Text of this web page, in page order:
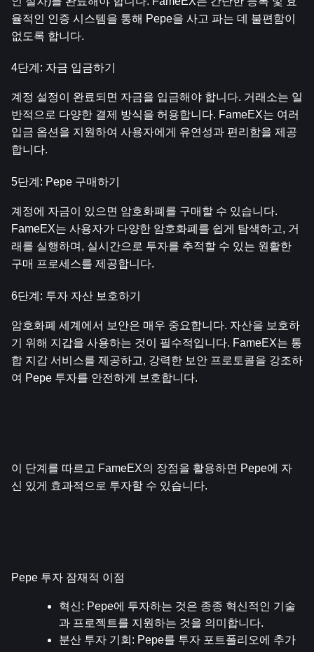
율적인 인증 시스템을 통해 Pepe을 사고 파는 데 불편함이
없도록 합니다.
4단계: 자금 입금하기
계정 설정이 완료되면 자금을 입금해야 합니다. 거래소는 일
반적으로 다양한 결제 방식을 허용합니다. FameEX는 여러
입금 옵션을 지원하여 사용자에게 유연성과 편리함을 제공
합니다.
5단계: Pepe 구매하기
계정에 자금이 있으면 암호화폐를 구매할 수 있습니다.
FameEX는 사용자가 다양한 암호화폐를 쉽게 탐색하고, 거
래를 실행하며, 실시간으로 투자를 추적할 수 있는 원활한
구매 프로세스를 제공합니다.
6단계: 투자 자산 보호하기
암호화폐 세계에서 보안은 매우 중요합니다. 자산을 보호하
기 위해 지갑을 사용하는 것이 필수적입니다. FameEX는 통
합 지갑 서비스를 제공하고, 강력한 보안 프로토콜을 강조하
여 Pepe 투자를 안전하게 보호합니다.
이 단계를 따르고 FameEX의 장점을 활용하면 Pepe에 자
신 있게 효과적으로 투자할 수 있습니다.
Pepe 투자 잠재적 이점
혁신: Pepe에 투자하는 것은 종종 혁신적인 기술
과 프로젝트를 지원하는 것을 의미합니다.
분산 투자 기회 : Pepe를 투자 포트폴리오에 추가